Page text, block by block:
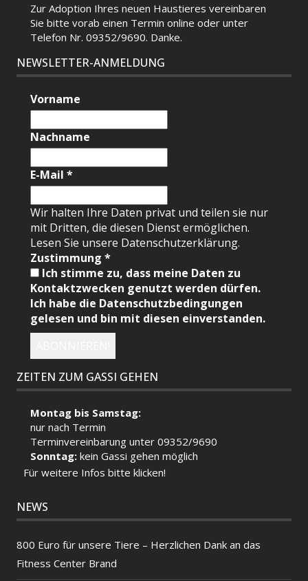
Zur Adoption Ihres neuen Haustieres vereinbaren
Sie bitte vorab einen Terminonline oder unter
Telefon Nr. 09352/9690. Danke.
NEWSLETTER-ANMELDUNG
Vorname
Nachname
E-Mail*
Wir halten Ihre Daten privat und teilen sie nur
mit Dritten, die diesen Dienst ermöglichen.
Lesen Sie unsere Datenschutzerklärung.
Zustimmung*
Ich stimme zu, dass meine Daten zu
Kontaktzwecken genutzt werden dürfen.
Ich habe die Datenschutzbedingungen
gelesen und bin mit diesen einverstanden.
ZEITEN ZUM GASSI GEHEN
Montag bis Samstag:
nur nach Termin
Terminvereinbarung unter 09352/9690
Sonntag:kein Gassi gehen möglich
Für weitere Infos bitte klicken!
NEWS
800 Euro für unsere Tiere – Herzlichen Dank an das
Fitness Center Brand